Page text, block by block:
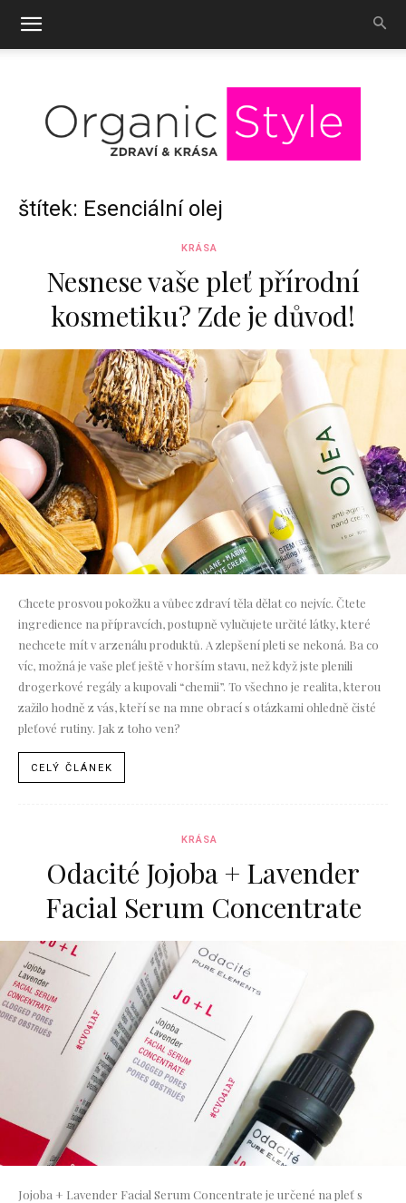
OrganicStyle
štítek: Esenciální olej
KRÁSA
Nesnese vaše pleť přírodní
kosmetiku? Zde je důvod!
Chcete prosvou pokožku a vůbec zdraví těla dělat co nejvíc. Čtete
ingredience na přípravcích, postupně vylučujete určité látky, které
nechcete mít v arzenálu produktů. A zlepšení pleti se nekoná. Ba co
víc, možná je vaše pleť ještě v horším stavu, než když jste plenili
drogerkové regály a kupovali “chemii”. To všechno je realita, kterou
zažilo hodně z vás, kteří se na mne obrací s otázkami ohledně čisté
pleťové rutiny. Jak z toho ven?
CELÝ ČLÁNEK
KRÁSA
Odacité Jojoba + Lavender
Facial Serum Concentrate
Jojoba + Lavender Facial Serum Concentrate je určené na pleť s